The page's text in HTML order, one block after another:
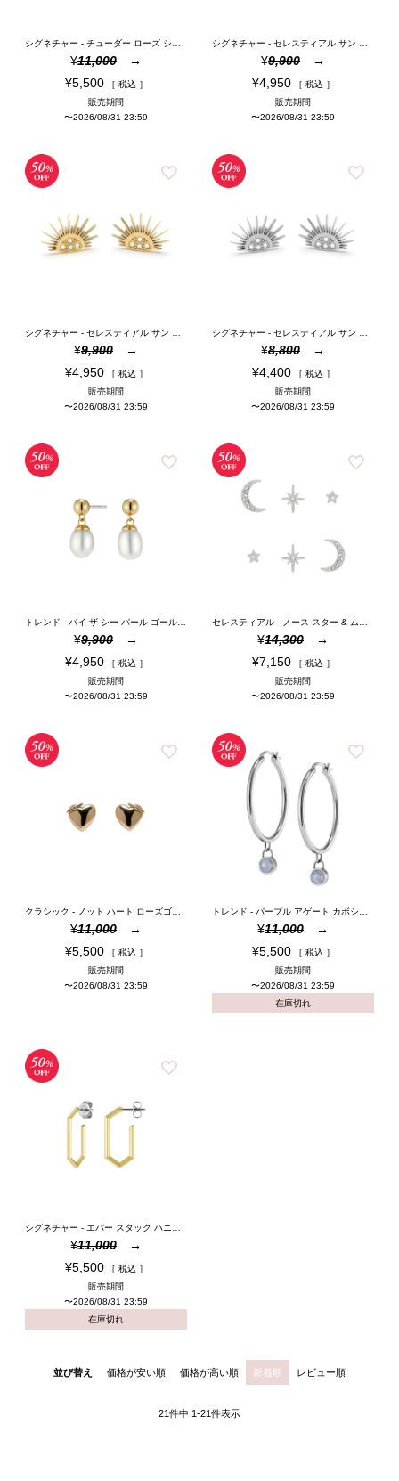
¥11,000
¥5,500
税込
販売期間
〜2026/08/31 23:59
¥9,900
¥4,950
税込
販売期間
〜2026/08/31 23:59
¥9,900
¥4,950
税込
販売期間
〜2026/08/31 23:59
¥8,800
¥4,400
税込
販売期間
〜2026/08/31 23:59
¥9,900
¥4,950
税込
販売期間
〜2026/08/31 23:59
¥14,300
¥7,150
税込
販売期間
〜2026/08/31 23:59
¥11,000
¥5,500
税込
販売期間
〜2026/08/31 23:59
¥11,000
¥5,500
税込
販売期間
〜2026/08/31 23:59
在庫切れ
¥11,000
¥5,500
税込
販売期間
〜2026/08/31 23:59
在庫切れ
並び替え 価格が安い順 価格が高い順 新着順 レビュー順
21件中 1-21件表示